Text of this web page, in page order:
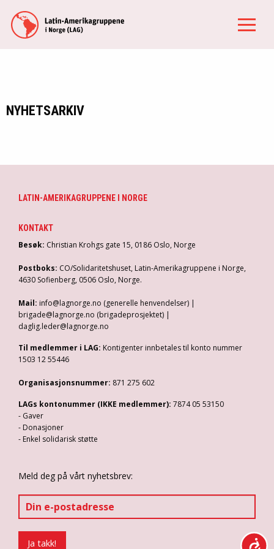
NYHETSARKIV
LATIN-AMERIKAGRUPPENE I NORGE
KONTAKT
Besøk: Christian Krohgs gate 15, 0186 Oslo, Norge
Postboks: CO/Solidaritetshuset, Latin-Amerikagruppene i Norge,
4630 Sofienberg, 0506 Oslo, Norge.
Mail: info@lagnorge.no (generelle henvendelser) |
brigade@lagnorge.no (brigadeprosjektet) |
daglig.leder@lagnorge.no
Til medlemmer i LAG: Kontigenter innbetales til konto nummer
1503 12 55446
Organisasjonsnummer: 871 275 602
LAGs kontonummer (IKKE medlemmer): 7874 05 53150
- Gaver
- Donasjoner
- Enkel solidarisk støtte
Meld deg på vårt nyhetsbrev: